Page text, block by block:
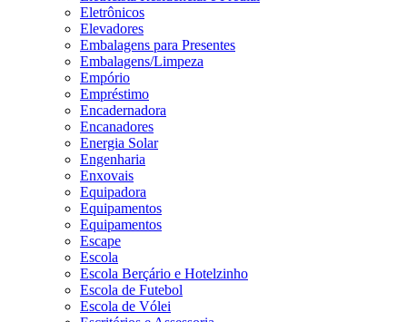
Eletrônicos
Elevadores
Embalagens para Presentes
Embalagens/Limpeza
Empório
Empréstimo
Encadernadora
Encanadores
Energia Solar
Engenharia
Enxovais
Equipadora
Equipamentos
Equipamentos
Escape
Escola
Escola Berçário e Hotelzinho
Escola de Futebol
Escola de Vólei